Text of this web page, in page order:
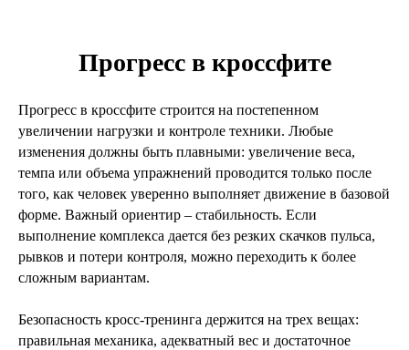
Прогресс в кроссфите
Прогресс в кроссфите строится на постепенном
увеличении нагрузки и контроле техники. Любые
изменения должны быть плавными: увеличение веса,
темпа или объема упражнений проводится только после
того, как человек уверенно выполняет движение в базовой
форме. Важный ориентир – стабильность. Если
выполнение комплекса дается без резких скачков пульса,
рывков и потери контроля, можно переходить к более
сложным вариантам.
Безопасность кросс-тренинга держится на трех вещах:
правильная механика, адекватный вес и достаточное